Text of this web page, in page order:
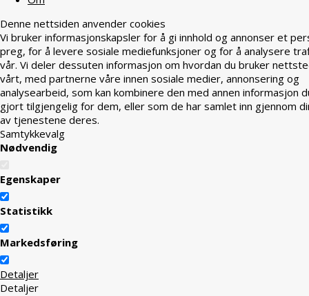
Denne nettsiden anvender cookies
Vi bruker informasjonskapsler for å gi innhold og annonser et
preg, for å levere sosiale mediefunksjoner og for å analysere
vår. Vi deler dessuten informasjon om hvordan du bruker
vårt, med partnerne våre innen sosiale medier, annonsering og
analysearbeid, som kan kombinere den med annen informasjon
gjort tilgjengelig for dem, eller som de har samlet inn gjennom
av tjenestene deres.
Samtykkevalg
Nødvendig
Egenskaper
Statistikk
Markedsføring
Detaljer
Detaljer